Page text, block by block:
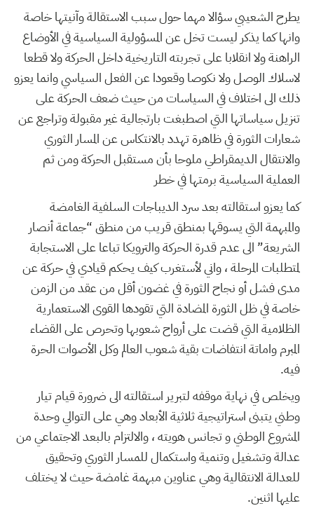
يطرح الشعيبي سؤالا مهما حول سبب الاستقالة وآنيتها خاصة
وانها كما يذكر ليست تخل عن المسؤولية السياسية في الأوضاع
الراهنة ولا انقلابا على تجربته التاريخية داخل الحركة ولا قطعا
لاسلاك الوصل ولا نكوصا وقعودا عن الفعل السياسي وانما يعزو
ذلك الى اختلاف في السياسات من حيث ضعف الحركة على
تنزيل سياساتها التي اصطبغت بارتجالية غير مقبولة وتراجع عن
شعارات الثورة في ظاهرة تهدد بالانتكاس عن المسار الثوري
والانتقال الديمقراطي ملوحا بأن مستقبل الحركة ومن ثم
العملية السياسية برمتها في خطر
كما يعزو استقالته بعد سرد الديباجات السلفية الغامضة
والمبهمة التي يسوقها بمنطق قريب من منطق “جماعة أنصار
الشريعة” الى عدم قدرة الحركة والترويكا تباعا على الاستجابة
لمتطلبات المرحلة ، واني لأستغرب كيف يحكم قيادي في حركة عن
مدى فشل أو نجاح الثورة في غضون أقل من عقد من الزمن
خاصة في ظل الثورة المضادة التي تقودها القوى الاستعمارية
الظلامية التي قضت على أرواح شعوبها وتحرص على القضاء
المبرم واماتة انتفاضات بقية شعوب العالم وكل الأصوات الحرة
فيه.
ويخلص في نهاية موقفه لتبرير استقالته الى ضرورة قيام تيار
وطني يتبنى استراتيجية ثلاثية الأبعاد وهي على التوالي وحدة
المشروع الوطني و تجانس هويته ، والالتزام بالبعد الاجتماعي من
عدالة وتشغيل وتنمية واستكمال للمسار الثوري وتحقيق
للعدالة الانتقالية وهي عناوين مبهمة غامضة حيث لا يختلف
عليها اثنين.